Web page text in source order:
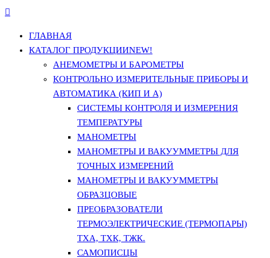
ГЛАВНАЯ
КАТАЛОГ ПРОДУКЦИИNEW!
АНЕМОМЕТРЫ И БАРОМЕТРЫ
КОНТРОЛЬНО ИЗМЕРИТЕЛЬНЫЕ ПРИБОРЫ И
АВТОМАТИКА (КИП И А)
СИСТЕМЫ КОНТРОЛЯ И ИЗМЕРЕНИЯ
ТЕМПЕРАТУРЫ
МАНОМЕТРЫ
МАНОМЕТРЫ И ВАКУУММЕТРЫ ДЛЯ
ТОЧНЫХ ИЗМЕРЕНИЙ
МАНОМЕТРЫ И ВАКУУММЕТРЫ
ОБРАЗЦОВЫЕ
ПРЕОБРАЗОВАТЕЛИ
ТЕРМОЭЛЕКТРИЧЕСКИЕ (ТЕРМОПАРЫ)
ТХА, ТХК, ТЖК.
САМОПИСЦЫ